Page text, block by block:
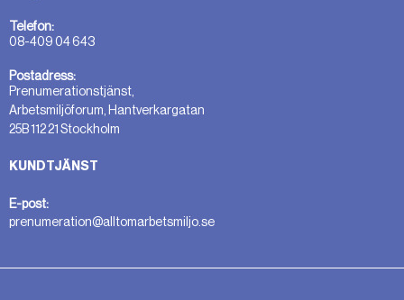
Telefon:
08-409 04 643
Postadress:
Prenumerationstjänst,
Arbetsmiljöforum, Hantverkargatan
25B 112 21 Stockholm
KUNDTJÄNST
E-post:
prenumeration@alltomarbetsmiljo.se